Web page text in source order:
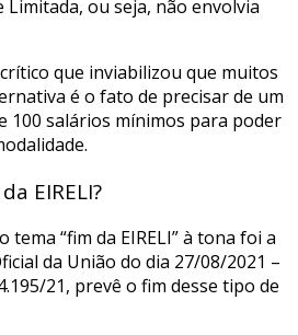
Limitada, ou seja, não envolvia
que inviabilizou que muitos
é o fato de precisar de um
100 salários mínimos para poder
EIRELI?
“fim da EIRELI” à tona foi a
da União do dia 27/08/2021 –
21, prevê o fim desse tipo de